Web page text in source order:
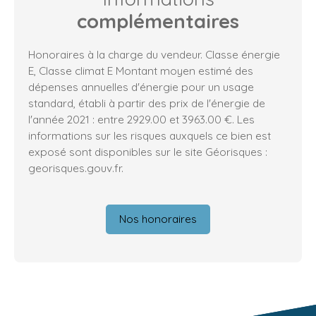
complémentaires
Honoraires à la charge du vendeur. Classe énergie
E, Classe climat E Montant moyen estimé des
dépenses annuelles d'énergie pour un usage
standard, établi à partir des prix de l'énergie de
l'année 2021 : entre 2929.00 et 3963.00 €. Les
informations sur les risques auxquels ce bien est
exposé sont disponibles sur le site Géorisques :
georisques.gouv.fr.
Nos honoraires